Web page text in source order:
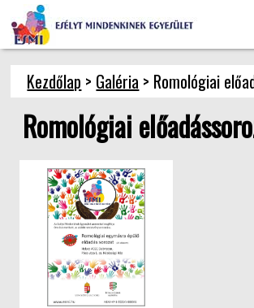
Kezdőlap > Galéria > Romológiai
Romológiai